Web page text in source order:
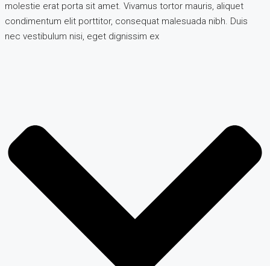
molestie erat porta sit amet. Vivamus tortor mauris, aliquet
condimentum elit porttitor, consequat malesuada nibh. Duis
nec vestibulum nisi, eget dignissim ex